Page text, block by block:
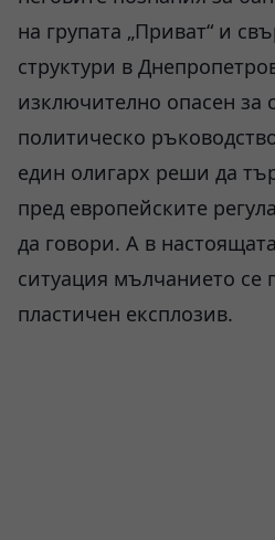
на групата „Приват“ и
структури в
изключително опасен за
политическо
един олигарх реши да
пред европейските
да говори. А в
ситуация мълчанието се
пластичен експлозив.